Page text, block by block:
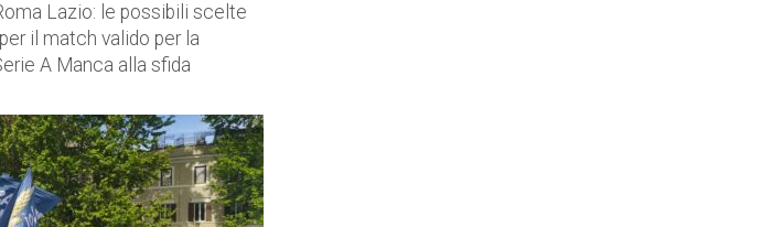
Lazio: le possibili scelte
il match valido per la
A Manca alla sfida